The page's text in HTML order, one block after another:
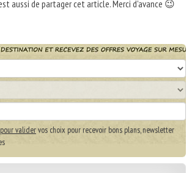
aussi de partager cet article. Merci d'avance 😉
validervos choix pour recevoir bons plans, newsletter